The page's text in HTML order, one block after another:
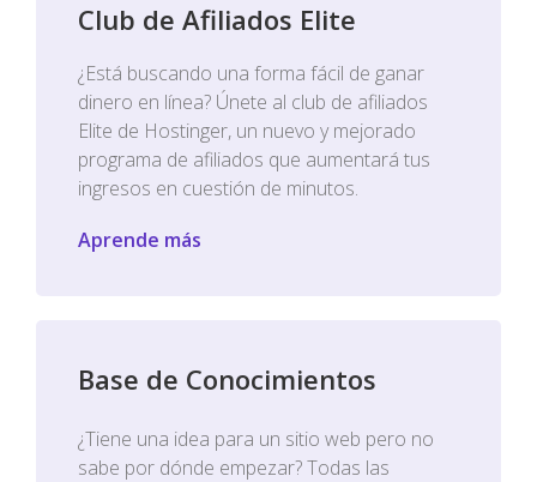
Club de Afiliados Elite
¿Está buscando una forma fácil de ganar
dinero en línea? Únete al club de afiliados
Elite de Hostinger, un nuevo y mejorado
programa de afiliados que aumentará tus
ingresos en cuestión de minutos.
Aprende más
Base de Conocimientos
¿Tiene una idea para un sitio web pero no
sabe por dónde empezar? Todas las